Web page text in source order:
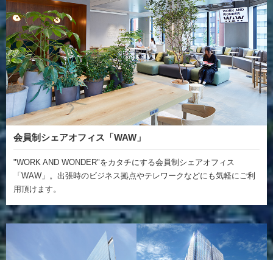
会員制シェアオフィス「WAW」
"WORK AND WONDER"をカタチにする会員制シェアオフィス
「WAW」。出張時のビジネス拠点やテレワークなどにも気軽にご利
用頂けます。